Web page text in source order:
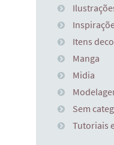
Itens
Manga
Midia
Sem
Tutoriais